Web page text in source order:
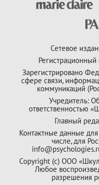
Сетевое
Зарегистрировано
сфере связи,
коммуникаций
Учредитель:
ответственностью
Главный
Контактные данные
числе, для
Copyright (с) ООО
Любое
разрешения